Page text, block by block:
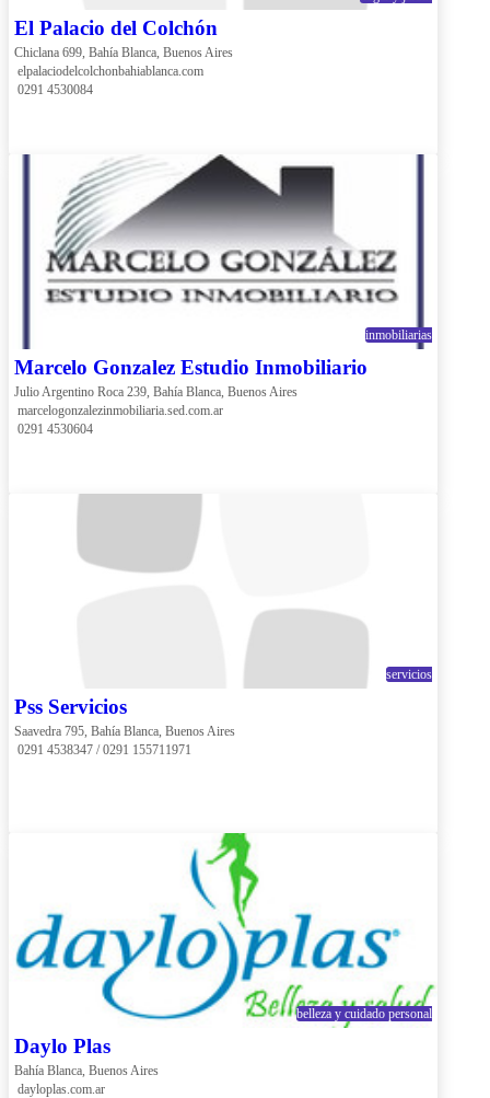
El Palacio del Colchón
Chiclana 699, Bahía Blanca, Buenos Aires
elpalaciodelcolchonbahiablanca.com
0291 4530084
inmobiliarias
Marcelo Gonzalez Estudio Inmobiliario
Julio Argentino Roca 239, Bahía Blanca, Buenos Aires
marcelogonzalezinmobiliaria.sed.com.ar
0291 4530604
servicios
Pss Servicios
Saavedra 795, Bahía Blanca, Buenos Aires
0291 4538347 / 0291 155711971
belleza y cuidado personal
Daylo Plas
Bahía Blanca, Buenos Aires
dayloplas.com.ar